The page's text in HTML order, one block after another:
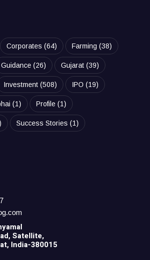
Corporates (64) Farming (38)
Guidance (26) Gujarat (39)
Investment (508) IPO (19)
(1) Profile (1)
Success Stories (1)
Satellite,
India-380015